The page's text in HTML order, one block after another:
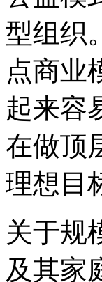
型组织
点商业
起来容
在做顶
理想目
关于规
及其家